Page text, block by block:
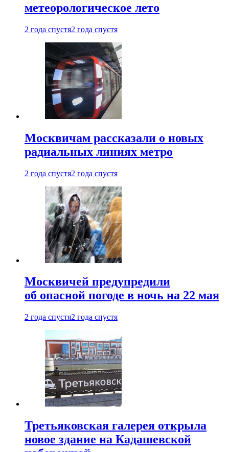
метеорологическое лето
2 года спустя2 года спустя
Москвичам рассказали о новых
радиальных линиях метро
2 года спустя2 года спустя
Москвичей предупредили
об опасной погоде в ночь на 22 мая
2 года спустя2 года спустя
Третьяковская галерея открыла
новое здание на Кадашевской